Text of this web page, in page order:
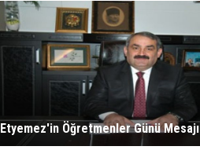
Etyemez'in Öğretmenler Günü Mesajı